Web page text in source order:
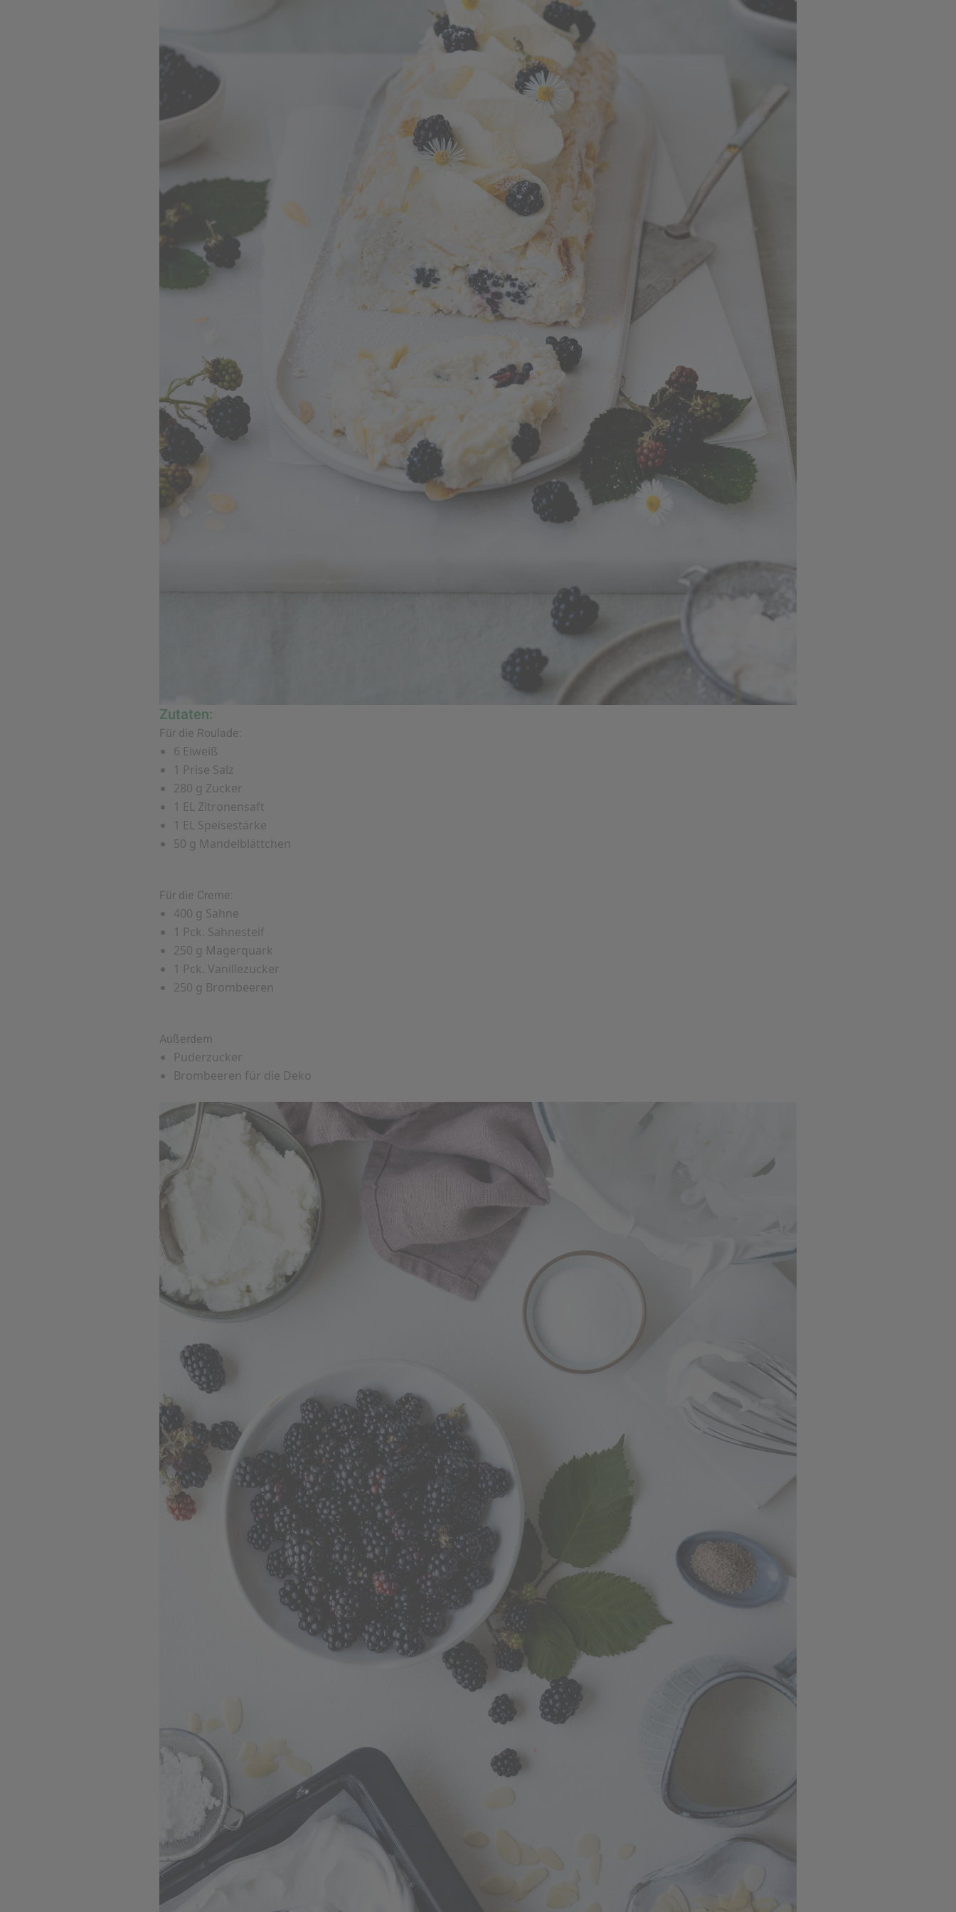
Zutaten:
Für die Roulade:
6 Eiweiß
1 Prise Salz
280 g Zucker
1 EL Zitronensaft
1 EL Speisestärke
50 g Mandelblättchen
Für die Creme:
400 g Sahne
1 Pck. Sahnesteif
250 g Magerquark
1 Pck. Vanillezucker
250 g Brombeeren
Außerdem
Puderzucker
Brombeeren für die Deko